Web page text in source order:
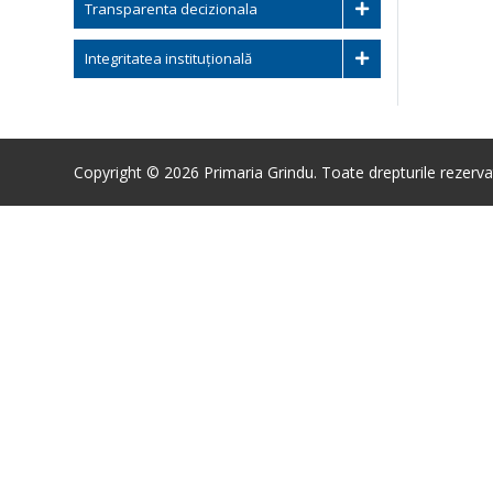
Transparenta decizionala
Integritatea instituțională
Copyright © 2026 Primaria Grindu. Toate drepturile